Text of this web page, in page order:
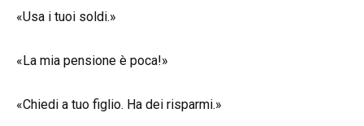
«Usa i tuoi soldi.»
«La mia pensione è poca!»
«Chiedi a tuo figlio. Ha dei risparmi.»